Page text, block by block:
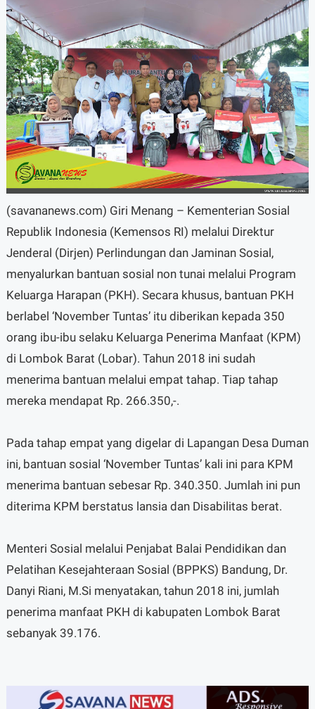
(savananews.com) Giri Menang – Kementerian Sosial
Republik Indonesia (Kemensos RI) melalui Direktur
Jenderal (Dirjen) Perlindungan dan Jaminan Sosial,
menyalurkan bantuan sosial non tunai melalui Program
Keluarga Harapan (PKH). Secara khusus, bantuan PKH
berlabel ‘November Tuntas’ itu diberikan kepada 350
orang ibu-ibu selaku Keluarga Penerima Manfaat (KPM)
di Lombok Barat (Lobar). Tahun 2018 ini sudah
menerima bantuan melalui empat tahap. Tiap tahap
mereka mendapat Rp. 266.350,-.
Pada tahap empat yang digelar di Lapangan Desa Duman
ini, bantuan sosial ‘November Tuntas’ kali ini para KPM
menerima bantuan sebesar Rp. 340.350. Jumlah ini pun
diterima KPM berstatus lansia dan Disabilitas berat.
Menteri Sosial melalui Penjabat Balai Pendidikan dan
Pelatihan Kesejahteraan Sosial (BPPKS) Bandung, Dr.
Danyi Riani, M.Si menyatakan, tahun 2018 ini, jumlah
penerima manfaat PKH di kabupaten Lombok Barat
sebanyak 39.176.